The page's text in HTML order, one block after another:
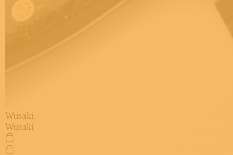
Wusaki
Wusaki